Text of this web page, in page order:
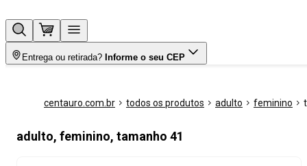
Entrega ou retirada? Informe o seu CEP
centauro.com.br todos os produtos adulto feminino
adulto, feminino, tamanho 41